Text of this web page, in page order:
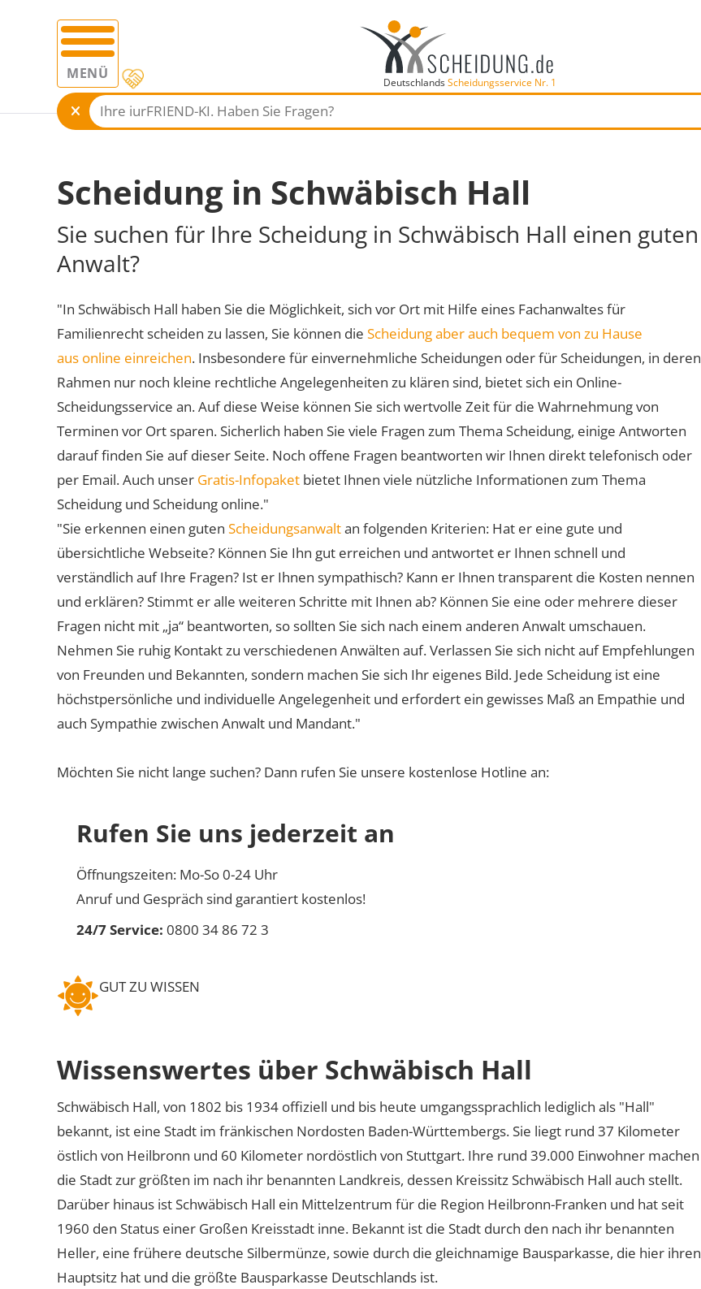
MENÜ DeutschlandsScheidungsservice Nr. 1
Scheidung in Schwäbisch Hall
Sie suchen für Ihre Scheidung in Schwäbisch Hall einen guten
Anwalt?
"In Schwäbisch Hall haben Sie die Möglichkeit, sich vor Ort mit Hilfe eines Fachanwaltes für
Familienrecht scheiden zu lassen, Sie können die Scheidung aber auch bequem von zu Hause
aus online einreichen. Insbesondere für einvernehmliche Scheidungen oder für Scheidungen, in deren
Rahmen nur noch kleine rechtliche Angelegenheiten zu klären sind, bietet sich ein Online-
Scheidungsservice an. Auf diese Weise können Sie sich wertvolle Zeit für die Wahrnehmung von
Terminen vor Ort sparen. Sicherlich haben Sie viele Fragen zum Thema Scheidung, einige Antworten
darauf finden Sie auf dieser Seite. Noch offene Fragen beantworten wir Ihnen direkt telefonisch oder
per Email. Auch unser Gratis-Infopaket bietet Ihnen viele nützliche Informationen zum Thema
Scheidung und Scheidung online."
"Sie erkennen einen guten Scheidungsanwaltan folgenden Kriterien: Hat er eine gute und
übersichtliche Webseite? Können Sie Ihn gut erreichen und antwortet er Ihnen schnell und
verständlich auf Ihre Fragen? Ist er Ihnen sympathisch? Kann er Ihnen transparent die Kosten nennen
und erklären? Stimmt er alle weiteren Schritte mit Ihnen ab? Können Sie eine oder mehrere dieser
Fragen nicht mit „ja“ beantworten, so sollten Sie sich nach einem anderen Anwalt umschauen.
Nehmen Sie ruhig Kontakt zu verschiedenen Anwälten auf. Verlassen Sie sich nicht auf Empfehlungen
von Freunden und Bekannten, sondern machen Sie sich Ihr eigenes Bild. Jede Scheidung ist eine
höchstpersönliche und individuelle Angelegenheit und erfordert ein gewisses Maß an Empathie und
auch Sympathie zwischen Anwalt und Mandant."
Möchten Sie nicht lange suchen? Dann rufen Sie unsere kostenlose Hotline an:
Rufen Sie uns jederzeit an
Öffnungszeiten: Mo-So 0-24 Uhr
Anruf und Gespräch sind garantiert kostenlos!
24/7 Service: 0800 34 86 72 3
GUT ZU WISSEN
Wissenswertes über Schwäbisch Hall
Schwäbisch Hall, von 1802 bis 1934 offiziell und bis heute umgangssprachlich lediglich als Hall
bekannt, ist eine Stadt im fränkischen Nordosten Baden-Württembergs. Sie liegt rund 37 Kilometer
östlich von Heilbronn und 60 Kilometer nordöstlich von Stuttgart. Ihre rund 39.000 Einwohner machen
die Stadt zur größten im nach ihr benannten Landkreis, dessen Kreissitz Schwäbisch Hall auch stellt.
Darüber hinaus ist Schwäbisch Hall ein Mittelzentrum für die Region Heilbronn-Franken und hat seit
1960 den Status einer Großen Kreisstadt inne. Bekannt ist die Stadt durch den nach ihr benannten
Heller, eine frühere deutsche Silbermünze, sowie durch die gleichnamige Bausparkasse, die hier ihren
Hauptsitz hat und die größte Bausparkasse Deutschlands ist.